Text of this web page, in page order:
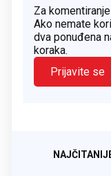
Za
Ako nemate
dva ponuđena
koraka.
Prijavite se